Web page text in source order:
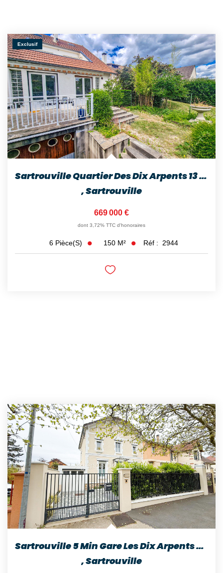
Exclusif
Sartrouville Quartier Des Dix Arpents 13 Min Gare Maison De...
,Sartrouville
669 000 €
dont 3,72% TTC d'honoraires
6 Pièce(s) 150 M² Réf : 2944
Sartrouville 5 Min Gare Les Dix Arpents Maison De 6 Pièces...
,Sartrouville